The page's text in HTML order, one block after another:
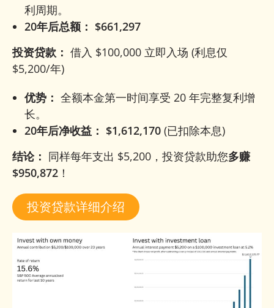
利周期。
20年后总额： $661,297
投资贷款： 借入 $100,000 立即入场 (利息仅
$5,200/年)
优势： 全额本金第一时间享受 20 年完整复利增
长。
20年后净收益： $1,612,170 (已扣除本息)
结论： 同样每年支出 $5,200，投资贷款助您多赚
$950,872 ！
投资贷款详细介绍